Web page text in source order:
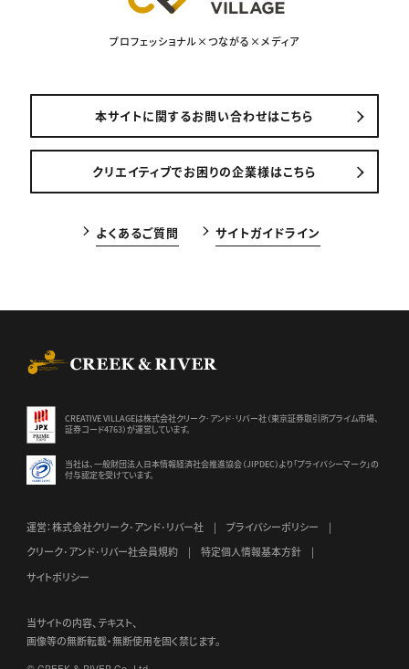
プロフェッショナル×つながる×メディア
本サイトに関するお問い合わせはこちら
クリエイティブでお困りの企業様はこちら
よくあるご質問 サイトガイドライン
CREATIVE VILLAGEは株式会社クリーク･アンド･リバー社（東京証券取引所プライム市場、
証券コード4763）が運営しています。
当社は、一般財団法人日本情報経済社会推進協会（JIPDEC）より 「プライバシーマーク」の
付与認定を受けています。
運営：株式会社クリーク･アンド･リバー社
プライバシーポリシー
クリーク･アンド･リバー社会員規約
特定個人情報基本方針
サイトポリシー
当サイトの内容、テキスト、
画像等の無断転載・無断使用を固く禁じます。